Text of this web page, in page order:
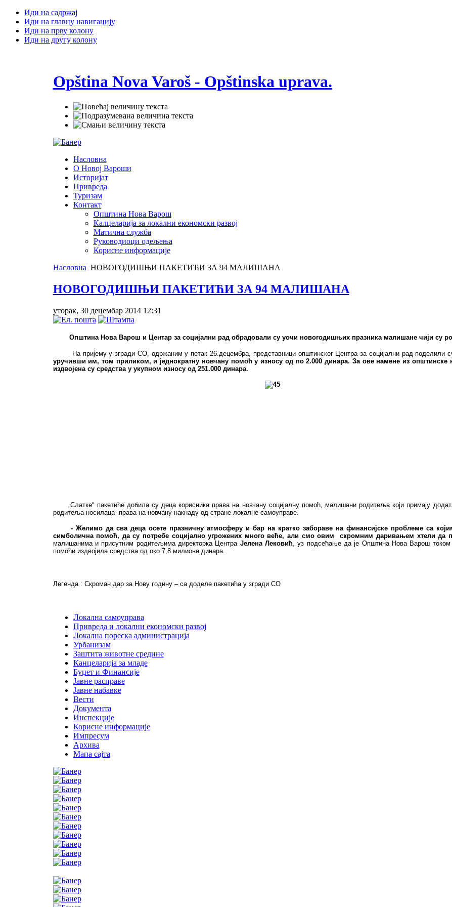
Иди на садржај
Иди на главну навигацију
Иди на прву колону
Иди на другу колону
Opština Nova Varoš - Opštinska uprava.
Насловна
О Новој Вароши
Историјат
Привреда
Туризам
Контакт
Општина Нова Варош
Калцеларија за локални економски развој
Матична служба
Руководиоци одељења
Корисне информације
Насловна НОВОГОДИШЊИ ПАКЕТИЋИ ЗА 94 МАЛИШАНА
НОВОГОДИШЊИ ПАКЕТИЋИ ЗА 94 МАЛИШАНА
уторак, 30 децембар 2014 12:31
Општина Нова Варош и Центар за социјални рад обрадовали су уочи новогодишњих празника малишане чији су
На пријему у згради СО, одржаним у петак 26.децембра, представници општинског Центра за социјални рад поделили
уручивши им, том приликом, и једнократну новчану помоћ у износу од по 2.000 динара. За ове намене из општинске
издвојена су средства у укупном износу од 251.000 динара.
„Слатке“ пакетиће добила су деца корисника права на новчану социјалну помоћ, малишани родитеља који примају
родитеља носилаца права на новчану накнаду од стране локалне самоуправе.
- Желимо да сва деца осете празничну атмосферу и бар на кратко забораве на финансијске проблеме са
симболична помоћ, да су потребе социјално угрожених много веће, али смо овим скромним даривањем хтели
малишанима и присутним родитељима директорка Центра Јелена Лековић, уз подсећање да је Општина Нова Варош током
помоћи издвојила средства од око 7,8 милиона динара.
Легенда : Скроман дар за Нову годину – са доделе пакетића у згради СО
Локална самоуправа
Привреда и локални економски развој
Локална пореска администрација
Урбанизам
Заштита животне средине
Канцеларија за младе
Буџет и Финансије
Јавне расправе
Јавне набавке
Вести
Документа
Инспекције
Корисне информације
Импресум
Архива
Мапа сајта